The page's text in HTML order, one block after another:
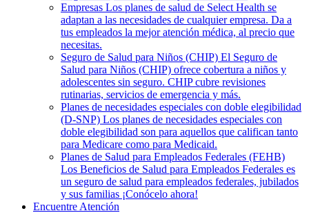
Empresas Los planes de salud de Select Health se
adaptan a las necesidades de cualquier empresa. Da a
tus empleados la mejor atención médica, al precio que
necesitas.
Seguro de Salud para Niños (CHIP) El Seguro de
Salud para Niños (CHIP) ofrece cobertura a niños y
adolescentes sin seguro. CHIP cubre revisiones
rutinarias, servicios de emergencia y más.
Planes de necesidades especiales con doble elegibilidad
(D-SNP) Los planes de necesidades especiales con
doble elegibilidad son para aquellos que califican tanto
para Medicare como para Medicaid.
Planes de Salud para Empleados Federales (FEHB)
Los Beneficios de Salud para Empleados Federales es
un seguro de salud para empleados federales, jubilados
y sus familias ¡Conócelo ahora!
Encuentre Atención